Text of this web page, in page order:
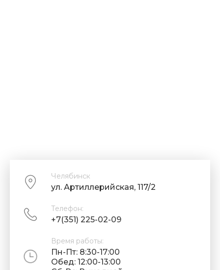
Челябинск
ул. Артиллерийская, 117/2
Телефон:
+7(351) 225-02-09
Время работы:
Пн-Пт: 8:30-17:00
Обед: 12:00-13:00